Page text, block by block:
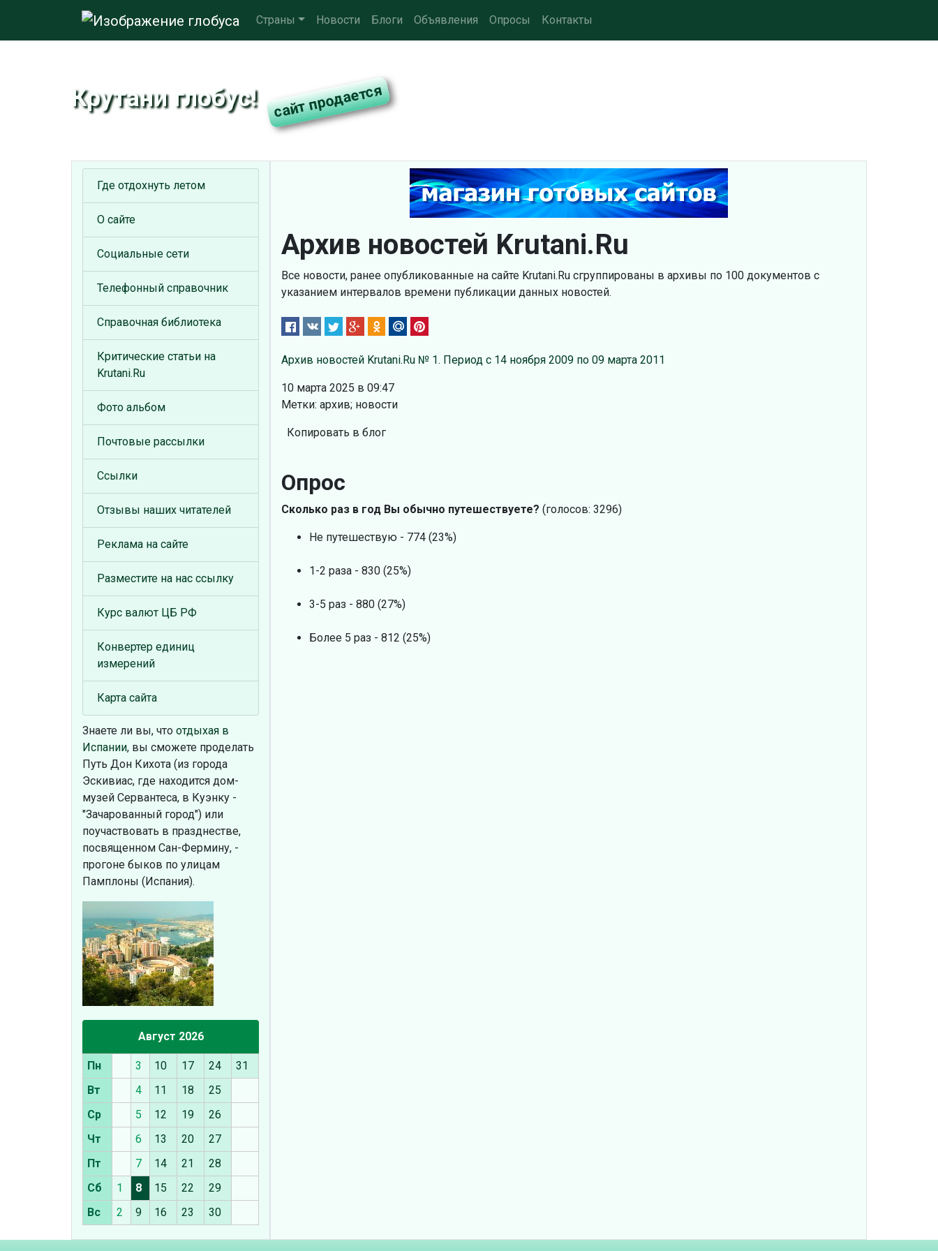
Страны Новости Блоги Объявления Опросы Контакты
Крутани глобус!
Архив новостей Krutani.Ru
Все новости, ранее опубликованные на сайте Krutani.Ru сгруппированы в архивы по 100 документов с
указанием интервалов времени публикации данных новостей.
Архив новостей Krutani.Ru № 1. Период с 14 ноября 2009 по 09 марта 2011
10 марта 2025 в 09:47
Метки: архив; новости
Копировать в блог
Опрос
Сколько раз в год Вы обычно путешествуете? (голосов: 3296)
Не путешествую - 774 (23%)
1-2 раза - 830 (25%)
3-5 раз - 880 (27%)
Более 5 раз - 812 (25%)
Где отдохнуть летом
О сайте
Социальные сети
Телефонный справочник
Справочная библиотека
Критические статьи на
Krutani.Ru
Фото альбом
Почтовые рассылки
Ссылки
Отзывы наших читателей
Реклама на сайте
Разместите на нас ссылку
Курс валют ЦБ РФ
Конвертер единиц
измерений
Карта сайта
Знаете ли вы, что отдыхая в
Испании, вы сможете проделать
Путь Дон Кихота (из города
Эскивиас, где находится дом-
музей Сервантеса, в Куэнку -
"Зачарованный город") или
поучаствовать в празднестве,
посвященном Сан-Фермину, -
прогоне быков по улицам
Памплоны (Испания).
Август 2026
Пн 3 10 17 24
31
Вт
4 11 18
25
Ср
5 12 19
26
Чт
6 13 20
27
Пт
7 14 21
28
Сб
1 8 15 22
29
Вс
2 9 16 23 30